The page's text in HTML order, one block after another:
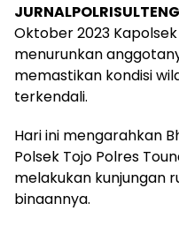
Oktober 2023
menurunkan
memastikan kondisi
terkendali.
Hari ini mengarahkan
Polsek Tojo Polres
melakukan kunjungan
binaannya.